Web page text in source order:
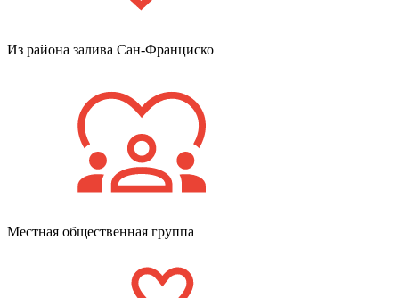
Из района залива Сан-Франциско
Местная общественная группа